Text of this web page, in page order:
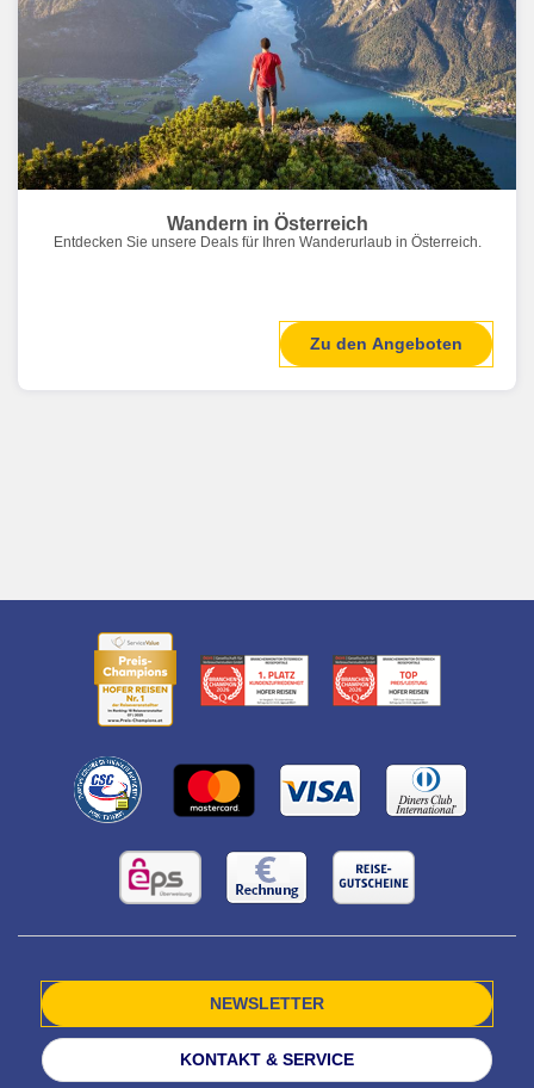
Wandern in Österreich
Entdecken Sie unsere Deals für Ihren Wanderurlaub in Österreich.
Zu den Angeboten
NEWSLETTER
KONTAKT & SERVICE